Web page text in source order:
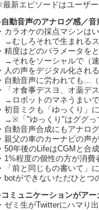
新エピソードはユーザ
自動音声のアナログ感／
・カラオケの採点マシンは
→むしろそれで生まれる
・精度はどのパラメータを
→それをソーシャルで（
・人の声をデジタル化され
・自動音声に労われても...
・「オ食事デスヨ、オ薬デ
→ロボットのマネうまい
・初音ミクも「ゆっくり」
→※「"ゆっくり"はググっ
・自動音声合成にもアナロ
・親父の車のカーナビの声
・50年後のLifeはCGMと合
・1%程度の個性の方が消
・「前と同じもの書いて」
・botができないただひとつ
コミュニケーションがア
・ゼミ生がTwitterにハマり